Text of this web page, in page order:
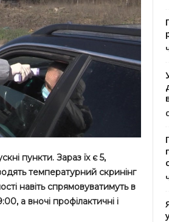
пункти. Зараз їх є 5,
температурний скринінг
навіть спрямовуватимуть в
а вночі профілактичні і